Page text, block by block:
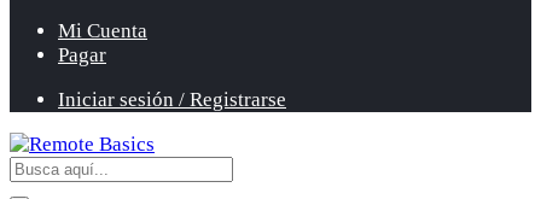
Mi Cuenta
Pagar
Iniciar sesión / Registrarse